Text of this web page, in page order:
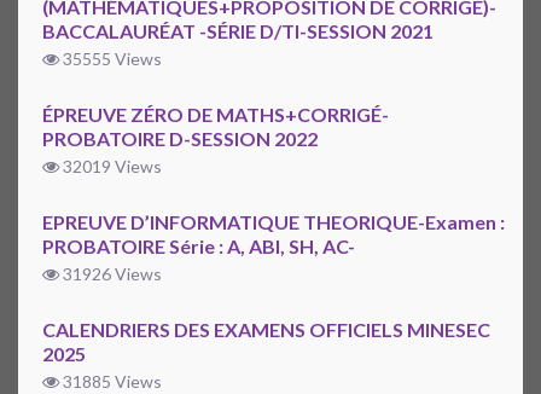
(MATHÉMATIQUES+PROPOSITION DE CORRIGÉ)-
BACCALAURÉAT -SÉRIE D/TI-SESSION 2021
35555 Views
ÉPREUVE ZÉRO DE MATHS+CORRIGÉ-
PROBATOIRE D-SESSION 2022
32019 Views
EPREUVE D’INFORMATIQUE THEORIQUE-Examen :
PROBATOIRE Série : A, ABI, SH, AC-
31926 Views
CALENDRIERS DES EXAMENS OFFICIELS MINESEC
2025
31885 Views